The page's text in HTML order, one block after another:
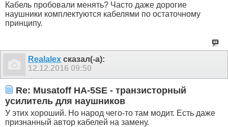
Кабель пробовали менять? Часто даже дорогие
наушники комплектуются кабелями по остаточному
принципу.
Realalex сказал(-а):
12.12.2016 09:50
Re: Musatoff HA-5SE - транзисторный
усилитель для наушников
У этих хороший. Но народ чего-то там модит. Есть даже
признанный автор кабелей на замену.